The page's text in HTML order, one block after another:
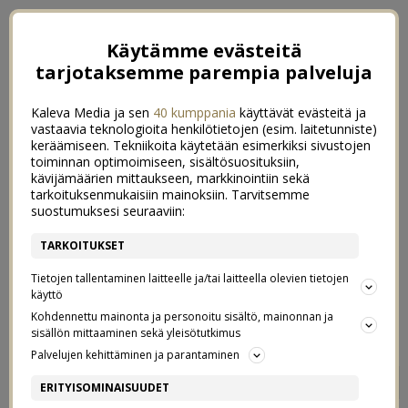
POLKKATUKAN PALUU
Käytämme evästeitä
tarjotaksemme parempia palveluja
Kaleva Media ja sen 40 kumppania käyttävät evästeitä ja
vastaavia teknologioita henkilötietojen (esim. laitetunniste)
keräämiseen. Tekniikoita käytetään esimerkiksi sivustojen
toiminnan optimoimiseen, sisältösuosituksiin,
kävijämäärien mittaukseen, markkinointiin sekä
tarkoituksenmukaisiin mainoksiin. Tarvitsemme
suostumuksesi seuraaviin:
TARKOITUKSET
Tietojen tallentaminen laitteelle ja/tai laitteella olevien tietojen
käyttö
Kohdennettu mainonta ja personoitu sisältö, mainonnan ja
sisällön mittaaminen sekä yleisötutkimus
Palvelujen kehittäminen ja parantaminen
ERITYISOMINAISUUDET